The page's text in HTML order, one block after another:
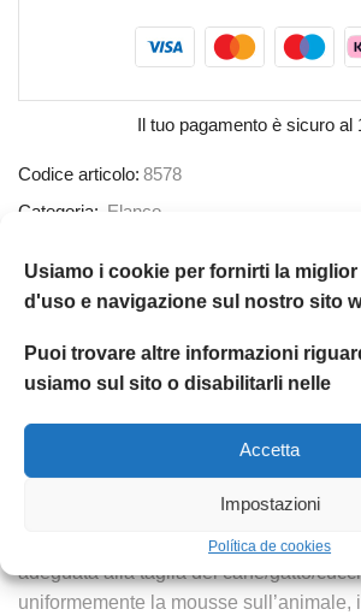
Usiamo i cookie per fornirti la
d'uso e navigazione sul nostro sito
Puoi trovare altre informazioni
usiamo sul sito o disabilitarli nelle
Accetta
Impostazioni
Política de cookies
Il tuo pagamento è sicuro al
Codice articolo: 8578
Categoria: Elanco
Istruzioni per un uso corretto:Agitare
dell’uso.Tenere la bombola capovolta
mousse sul palmo della propria mano,
adeguata alla taglia del cane/gatto/
uniformemente la mousse sull’animale,